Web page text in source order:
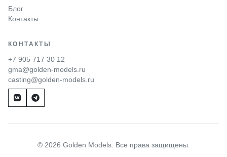
Блог
Контакты
КОНТАКТЫ
+7 905 717 30 12
gma@golden-models.ru
casting@golden-models.ru
© 2026 Golden Models. Все права защищены.